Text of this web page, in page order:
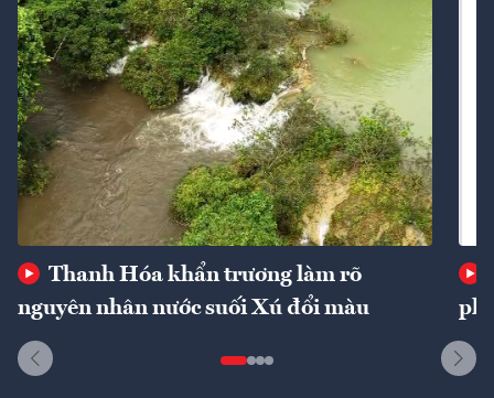
Thanh Hóa khẩn trương làm rõ
nguyên nhân nước suối Xú đổi màu
phí